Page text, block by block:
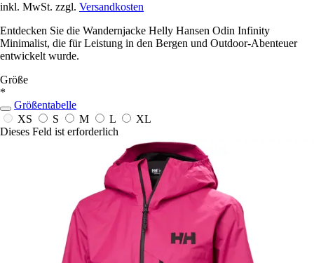
inkl. MwSt. zzgl. Versandkosten
Entdecken Sie die Wandernjacke Helly Hansen Odin Infinity
Minimalist, die für Leistung in den Bergen und Outdoor-Abenteuer
entwickelt wurde.
Größe
*
Größentabelle
XS
S M L
XL
Dieses Feld ist erforderlich